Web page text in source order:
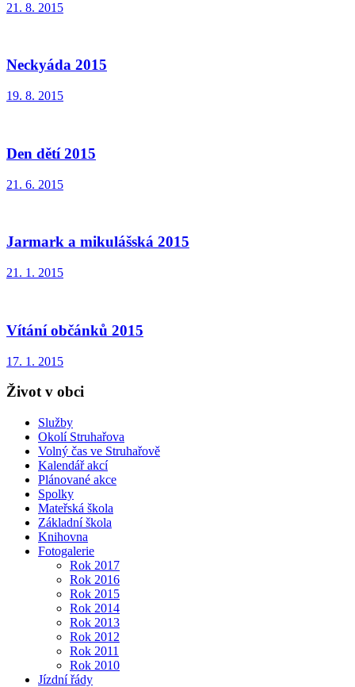
21. 8. 2015
Neckyáda 2015
19. 8. 2015
Den dětí 2015
21. 6. 2015
Jarmark a mikulášská 2015
21. 1. 2015
Vítání občánků 2015
17. 1. 2015
Život v obci
Služby
Okolí Struhařova
Volný čas ve Struhařově
Kalendář akcí
Plánované akce
Spolky
Mateřská škola
Základní škola
Knihovna
Fotogalerie
Rok 2017
Rok 2016
Rok 2015
Rok 2014
Rok 2013
Rok 2012
Rok 2011
Rok 2010
Jízdní řády